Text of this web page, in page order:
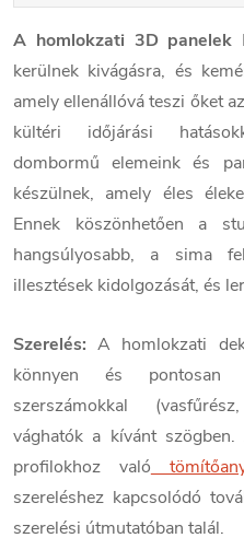
A homlokzati 3D panelek
kerülnek kivágásra, és
amely ellenállóvá teszi őket
kültéri időjárási
dombormű elemeink és
készülnek, amely éles
Ennek köszönhetően a
hangsúlyosabb, a sima
illesztések kidolgozását, és
Szerelés: A homlokzati
könnyen és pontosan
szerszámokkal
vághatók a kívánt
profilokhoz való
szereléshez kapcsolódó
szerelési útmutatóban talál.